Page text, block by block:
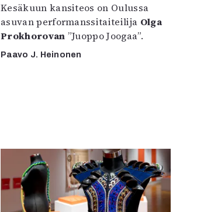
Kesäkuun kansiteos on Oulussa
asuvan performanssitaiteilija Olga
Prokhorovan ”Juoppo Joogaa”.
Paavo J. Heinonen